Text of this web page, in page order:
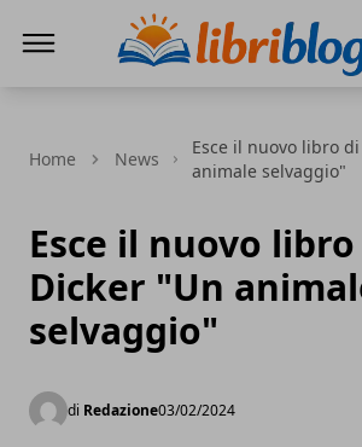
Home News
Esce il nuovo libro
animale selvaggio"
Esce il nuovo libro
Dicker "Un
selvaggio"
di Redazione03/02/2024